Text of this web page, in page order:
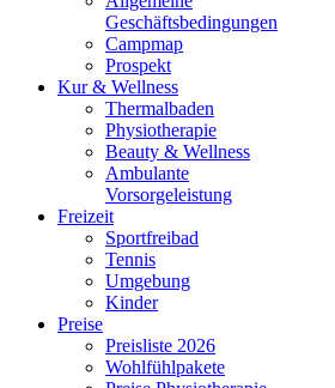
Geschäftsbedingungen
Campmap
Prospekt
Kur & Wellness
Thermalbaden
Physiotherapie
Beauty & Wellness
Ambulante
Vorsorgeleistung
Freizeit
Sportfreibad
Tennis
Umgebung
Kinder
Preise
Preisliste 2026
Wohlfühlpakete